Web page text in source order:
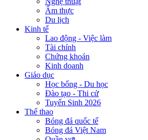
Ẩm thực
Du lịch
Kinh tế
Lao động - Việc làm
Tài chính
Chứng khoán
Kinh doanh
Giáo dục
Học bổng - Du học
Đào tạo - Thi cử
Tuyển Sinh 2026
Thể thao
Bóng đá quốc tế
Bóng đá Việt Nam